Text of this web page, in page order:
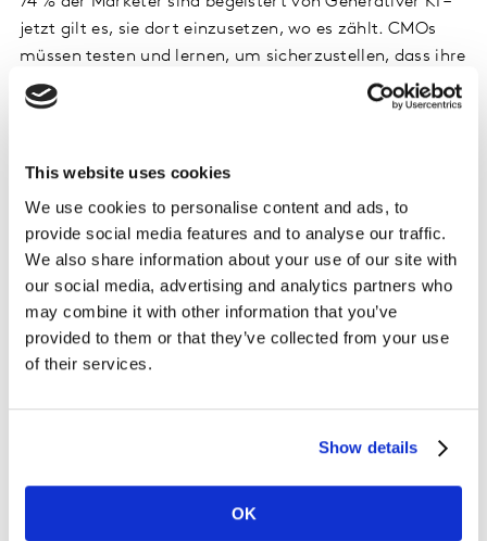
This website uses cookies
We use cookies to personalise content and ads, to
provide social media features and to analyse our traffic.
We also share information about your use of our site with
our social media, advertising and analytics partners who
may combine it with other information that you’ve
provided to them or that they’ve collected from your use
of their services.
Show details
OK
jetzt gilt es, sie dort einzusetzen, wo es zählt. CMOs
müssen testen und lernen, um sicherzustellen, dass ihre
Kreationen Aufmerksamkeit erregen, Emotionen
wecken und die Kaufentscheidungen beeinflussen. Dafür
kreative Wirksamkeit und den menschlichen Faktor, um
Treatonomics
Glück in kleinen Dosen: Treatonomics – die Kultur der
kleinen Belohnungen – steht für Optimismus und
Kontrolle durch kleine Freuden. Da große
Tatsächlich würden 36
% der Menschen kurzfristige Schulden aufnehmen, um
Dinge zu kaufen, die ihnen Freude bereiten.
sollten sich fragen, ob ihre Marken die